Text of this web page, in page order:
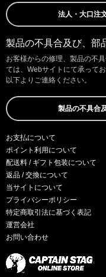
法人・大口注
製品の不具合及び、部
お客様からの修理、製品の不
ては、Webサイトにて承ってお
以下よりご連絡ください。
製品の不具合
お支払について
ポイント利用について
配送料 / ギフト包装について
返品 / 交換について
当サイトについて
プライバシーポリシー
特定商取引法に基づく表記
運営会社
お問い合わせ